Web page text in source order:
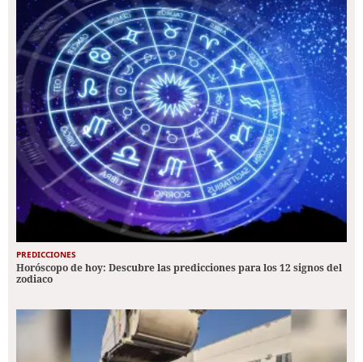
PREDICCIONES
Horóscopo de hoy: Descubre las predicciones para los 12 signos del
zodiaco